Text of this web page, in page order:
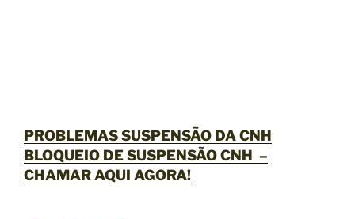
PROBLEMAS SUSPENSÃO DA CNH
BLOQUEIO DE SUSPENSÃO CNH –
CHAMAR AQUI AGORA!